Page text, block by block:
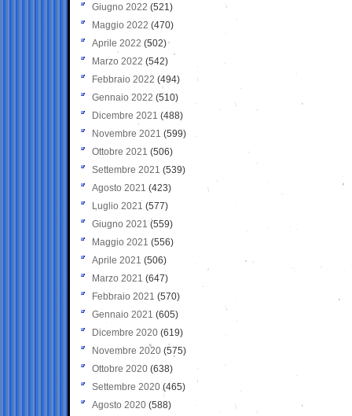
Giugno 2022 (521)
Maggio 2022 (470)
Aprile 2022 (502)
Marzo 2022 (542)
Febbraio 2022 (494)
Gennaio 2022 (510)
Dicembre 2021 (488)
Novembre 2021 (599)
Ottobre 2021 (506)
Settembre 2021 (539)
Agosto 2021 (423)
Luglio 2021 (577)
Giugno 2021(559)
Maggio 2021 (556)
Aprile 2021 (506)
Marzo 2021 (647)
Febbraio 2021 (570)
Gennaio 2021 (605)
Dicembre 2020 (619)
Novembre 2020 (575)
Ottobre 2020 (638)
Settembre 2020(465)
Agosto 2020 (588)